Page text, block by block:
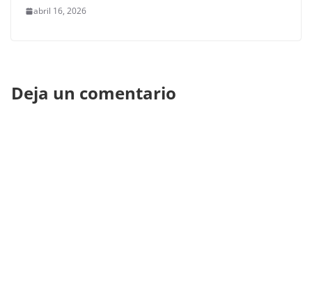
abril 16, 2026
Deja un comentario